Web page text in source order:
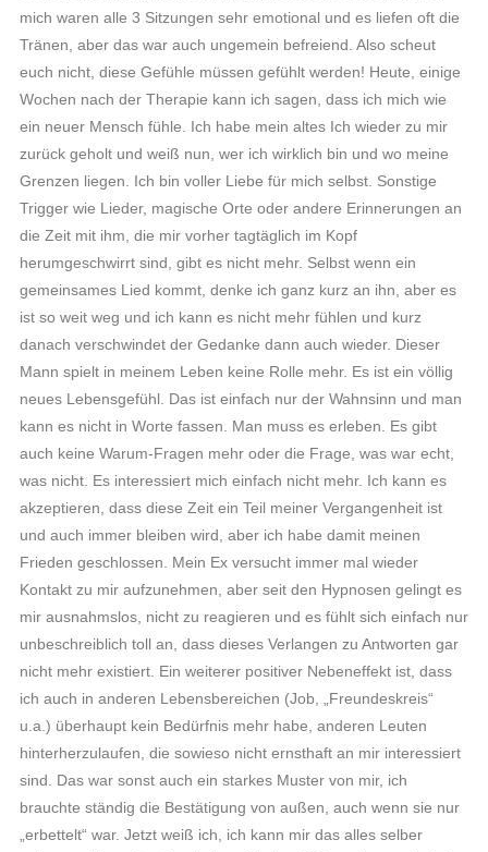
mich waren alle 3 Sitzungen sehr emotional und es liefen oft die
Tränen, aber das war auch ungemein befreiend. Also scheut
euch nicht, diese Gefühle müssen gefühlt werden! Heute, einige
Wochen nach der Therapie kann ich sagen, dass ich mich wie
ein neuer Mensch fühle. Ich habe mein altes Ich wieder zu mir
zurück geholt und weiß nun, wer ich wirklich bin und wo meine
Grenzen liegen. Ich bin voller Liebe für mich selbst. Sonstige
Trigger wie Lieder, magische Orte oder andere Erinnerungen an
die Zeit mit ihm, die mir vorher tagtäglich im Kopf
herumgeschwirrt sind, gibt es nicht mehr. Selbst wenn ein
gemeinsames Lied kommt, denke ich ganz kurz an ihn, aber es
ist so weit weg und ich kann es nicht mehr fühlen und kurz
danach verschwindet der Gedanke dann auch wieder. Dieser
Mann spielt in meinem Leben keine Rolle mehr. Es ist ein völlig
neues Lebensgefühl. Das ist einfach nur der Wahnsinn und man
kann es nicht in Worte fassen. Man muss es erleben. Es gibt
auch keine Warum-Fragen mehr oder die Frage, was war echt,
was nicht. Es interessiert mich einfach nicht mehr. Ich kann es
akzeptieren, dass diese Zeit ein Teil meiner Vergangenheit ist
und auch immer bleiben wird, aber ich habe damit meinen
Frieden geschlossen. Mein Ex versucht immer mal wieder
Kontakt zu mir aufzunehmen, aber seit den Hypnosen gelingt es
mir ausnahmslos, nicht zu reagieren und es fühlt sich einfach nur
unbeschreiblich toll an, dass dieses Verlangen zu Antworten gar
nicht mehr existiert. Ein weiterer positiver Nebeneffekt ist, dass
ich auch in anderen Lebensbereichen (Job, „Freundeskreis“
u.a.) überhaupt kein Bedürfnis mehr habe, anderen Leuten
hinterherzulaufen, die sowieso nicht ernsthaft an mir interessiert
sind. Das war sonst auch ein starkes Muster von mir, ich
brauchte ständig die Bestätigung von außen, auch wenn sie nur
„erbettelt“ war. Jetzt weiß ich, ich kann mir das alles selber